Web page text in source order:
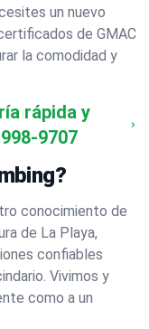
un nuevo
de GMAC
la comodidad y
rápida y
9707
conocimiento de
de La Playa,
confiables
Vivimos y
como a un